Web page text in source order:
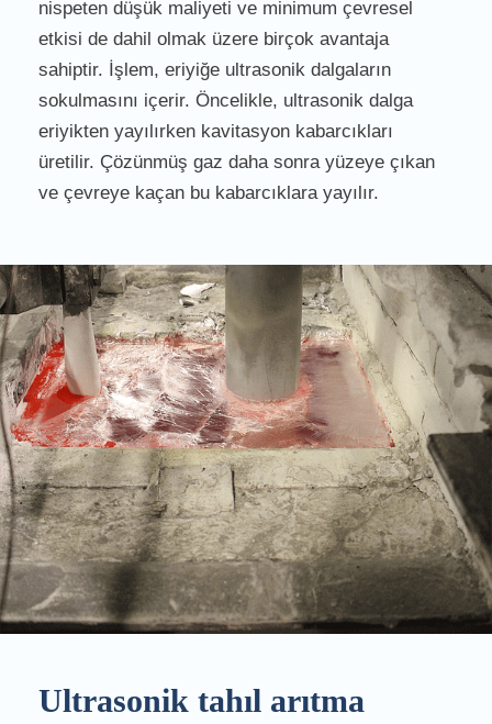
nispeten düşük maliyeti ve minimum çevresel
etkisi de dahil olmak üzere birçok avantaja
sahiptir. İşlem, eriyiğe ultrasonik dalgaların
sokulmasını içerir. Öncelikle, ultrasonik dalga
eriyikten yayılırken kavitasyon kabarcıkları
üretilir. Çözünmüş gaz daha sonra yüzeye çıkan
ve çevreye kaçan bu kabarcıklara yayılır.
Ultrasonik tahıl arıtma